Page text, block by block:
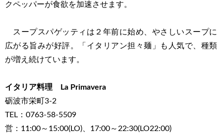
クペッパーが食欲を加速させます。
スープスパゲッティは２年前に始め、やさしいスープに
広がる旨みが好評。「イタリアン担々麺」も人気で、種類
が増え続けています。
イタリア料理 La Primavera
砺波市栄町3-2
TEL：0763-58-5509
営：11:00～15:00(LO)、17:00～22:30(LO22:00)